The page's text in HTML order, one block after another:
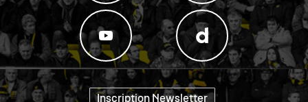
Inscription Newsletter "